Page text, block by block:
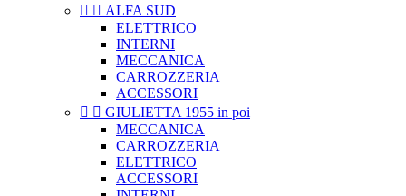
  ALFA SUD
ELETTRICO
INTERNI
MECCANICA
CARROZZERIA
ACCESSORI
  GIULIETTA 1955 in poi
MECCANICA
CARROZZERIA
ELETTRICO
ACCESSORI